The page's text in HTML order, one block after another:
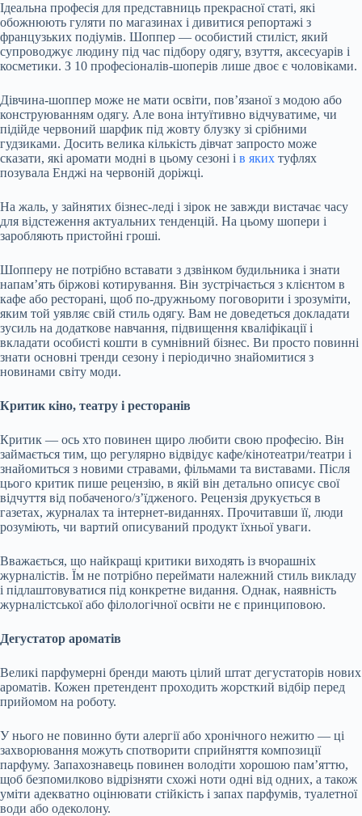
Ідеальна професія для представниць прекрасної статі, які
обожнюють гуляти по магазинах і дивитися репортажі з
французьких подіумів. Шоппер — особистий стиліст, який
супроводжує людину під час підбору одягу, взуття, аксесуарів і
косметики. З 10 професіоналів-шоперів лише двоє є чоловіками.
Дівчина-шоппер може не мати освіти, пов’язаної з модою або
конструюванням одягу. Але вона інтуїтивно відчуватиме, чи
підійде червоний шарфик під жовту блузку зі срібними
гудзиками. Досить велика кількість дівчат запросто може
сказати, які аромати модні в цьому сезоні і в яких туфлях
позувала Енджі на червоній доріжці.
На жаль, у зайнятих бізнес-леді і зірок не завжди вистачає часу
для відстеження актуальних тенденцій. На цьому шопери і
заробляють пристойні гроші.
Шопперу не потрібно вставати з дзвінком будильника і знати
напам’ять біржові котирування. Він зустрічається з клієнтом в
кафе або ресторані, щоб по-дружньому поговорити і зрозуміти,
яким той уявляє свій стиль одягу. Вам не доведеться докладати
зусиль на додаткове навчання, підвищення кваліфікації і
вкладати особисті кошти в сумнівний бізнес. Ви просто повинні
знати основні тренди сезону і періодично знайомитися з
новинами світу моди.
Критик кіно, театру і ресторанів
Критик — ось хто повинен щиро любити свою професію. Він
займається тим, що регулярно відвідує кафе/кінотеатри/театри і
знайомиться з новими стравами, фільмами та виставами. Після
цього критик пише рецензію, в якій він детально описує свої
відчуття від побаченого/з’їдженого. Рецензія друкується в
газетах, журналах та інтернет-виданнях. Прочитавши її, люди
розуміють, чи вартий описуваний продукт їхньої уваги.
Вважається, що найкращі критики виходять із вчорашніх
журналістів. Їм не потрібно переймати належний стиль викладу
і підлаштовуватися під конкретне видання. Однак, наявність
журналістської або філологічної освіти не є принциповою.
Дегустатор ароматів
Великі парфумерні бренди мають цілий штат дегустаторів нових
ароматів. Кожен претендент проходить жорсткий відбір перед
прийомом на роботу.
У нього не повинно бути алергії або хронічного нежитю — ці
захворювання можуть спотворити сприйняття композиції
парфуму. Запахознавець повинен володіти хорошою пам’яттю,
щоб безпомилково відрізняти схожі ноти одні від одних, а також
уміти адекватно оцінювати стійкість і запах парфумів, туалетної
води або одеколону.